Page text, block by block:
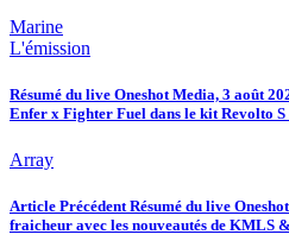
Marine
L'émission
Résumé du live Oneshot Media, 3 août
Enfer x Fighter Fuel dans le kit Revolto S
Array
Article PrécédentRésumé du live
fraicheur avec les nouveautés de KMLS